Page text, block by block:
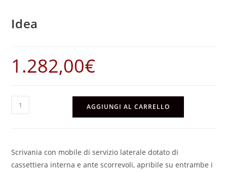
Idea
1.282,00€
Idea
quantità
AGGIUNGI AL CARRELLO
Scrivania con mobile di servizio laterale dotato di
cassettiera interna e ante scorrevoli, apribile su entrambe i